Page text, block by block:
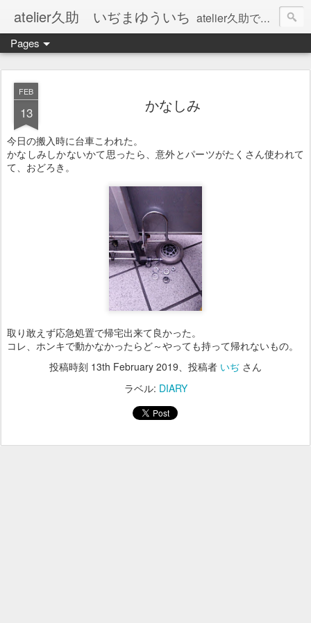
atelier久助 いぢまゆういち atelier久助では土と火から暖かなモノたちを生み出しています。 ご覧になられた方が和んで頂ければ幸いです。
Pages
FEB
13 かなしみ
今日の搬入時に台車こわれた。
かなしみしかないかて思ったら、意外とパーツがたくさん使われて
て、おどろき。
取り敢えず応急処置で帰宅出来て良かった。
コレ、ホンキで動かなかったらど～やっても持って帰れないもの。
投稿時刻 13th February 2019 、投稿者 いぢ さん
ラベル: DIARY